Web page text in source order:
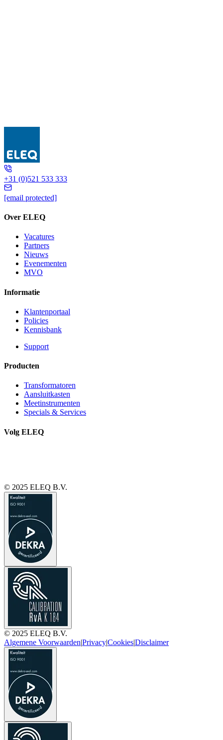
GSRF 880
+31 (0)521 533 333
[email protected]
Over ELEQ
Vacatures
Partners
Nieuws
Evenementen
MVO
Informatie
Klantenportaal
Policies
Kennisbank
Support
Producten
Transformatoren
Aansluitkasten
Meetinstrumenten
Specials & Services
Volg ELEQ
© 2025 ELEQ B.V.
© 2025 ELEQ B.V.
Algemene Voorwaarden|Privacy|Cookies|Disclaimer